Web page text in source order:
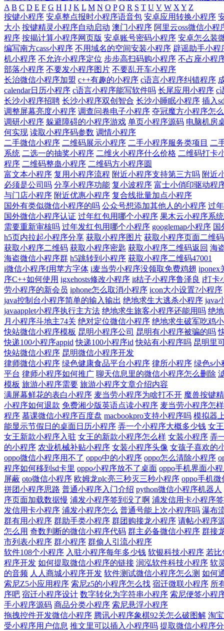
A B C D E F G H I J K L M N O P Q R S T U V W X Y Z
按键小程序 安卓整点报时小程序语音包 安卓应用转换小程序
大小 按键精灵小程序自动启动 澳门小程序 阿里云oss微信小程
程序 按揭计算小程序网页版 安卓账号密码小程序 安卓怎么装
编写南方cass小程序 不用域名的空间安装小程序 辟谣助手小程
机小程序 不允许小程序定位 步步高扫码购小程序 不占座小程
部落小程序 不要发小程序图片 不要乱开车小程序
长治微信小程序加盟 c++有趣的小程序 c语言小程序纠错程序
calendar日历小程序 c语言小程序能写软件吗 长尾应用小程序 c
长沙小程序招聘 长沙小程序双创智合 长沙小睡眠小程序 插入
调整屏幕亮度小程序 调查问卷电子小程序 夺冠魔方小程序怎
调研小程序 躲避障碍的小程序游戏 单页小程序源码 电脑机房
何实现 读取小程序码参数 调情小程序
二手微信小程序 二维码展示小程序 二手小程序服务类项目 二
系统 二选一的抽奖小程序 二维火小程序什么价格 二维码打卡
程序 二维码整蛊小程序 二维码方小程序圆
富文本小程序 复用小程序流程 附近小程序支持第三方吗 附近
必须是公司吗 分享小程序功能 复小波程序 富士小俏印驱动程
与门店小程序 附近优惠小程序 复合线批量加点小程序
国外有类似微信小程序的吗 公众号想添加其他人的小程序 过
国外微信小程序认证 过年红包用哪个小程序 果木云小程序系
需要重新审核吗 过年发红包用哪个小程序 googlemap小程序 国
h5页内拉起小程序分享 获取小程序图片 获取小程序页面二维码
获取小程序二维码 获取小程序密匙 获取小程序二维码返回 海
海盗微信小程序群 h5跳转到小程序 获取小程序二维码47001
i微信小程序f用苹方字体 i麦当劳小程序没领取免费鸡翅 iponex
序C++如何使用 igxehosts修改小程序 it桔子小程序鲁泽良 i打卡
劳小程序的新会员 iphone怎么取消小程序 icon大小设置?小程序
java控制台小程序简单的输入输出 绝地求生大逃杀小程序 java
javaapplet小程序执行主方法 绝地求生旅客小程序还能用吗 绝
月小程序斗地主74关 绝对定位微信小程序 绝地求生破军吃鸡
快站微信小程序模板 昆明小程序公司 昆明有小程序被骗的吗
快递100小程序appid 快递100小程序id 快站有小程序吗 昆明里
快站微信小程序 昆明微信小程序开发
律师微信小程序 绿色健康食品平台小程序 律所小程序 绿色s小
平台 律师小程序如何推广 聊天信息里的微信小程序怎么删除
模板 旅游小程序需要 旅游小程序文章介绍内容
满屏幕鲜花的表白小程序 麦当劳小程序为啥打不开 魔兽按键
小程序如何退款 免费湘少版英语点读小程序 麦当劳小程序怎
程序 慕课微信小程序百度盘 macbookpro支持小程序吗 模拟器
能显示节假日的桌面日历小程序 弄一个小程序大概多少钱 女
女王新款小程序入驻 女王的新款小程序怎么样 女装小程序 弄
的小程序 农业机械补贴小程序 女装小程序头像 女孩子喜欢的
oppo微信小程序用不了 oppo中的小程序 oppo怎么清除小程序
程序如何移到sd卡里 oppo小程序放不了桌面 oppo手机界面小
屏蔽 oto微信小程序 欧姆龙plc亮三秒灭三秒小程序 oppo手机
拼团小程序思路 普通小程序入门介绍 python微信小程序机器人
序页面加载数据慢 浦发小程序签到没了啊 浦发信用卡小程序
发信用卡小程序 浦发小程序怎么 普通号能上次小程序吗 瀑布
群有用小程序 群助手类小程序 群团购接龙小程序 请帖小程序
怎么用 奇数判断的微信小程序代码 群主必备微信小程序 群接
市列表小程序 群小程序 群偷人引流小程序
软件108个小程序 入驻小程序每年多少钱 软银科技小程序 若比
程序开发 如何提取微信小程序的链接 润泓软件科技小程序 软
的音频 人人商城小程序开发 软件测试微信小程序怎么测 如何
索尼Z5小应用程序 索尼z5的小程序怎么找 宿迁微联小程序 所
序吧 宿迁小程序设计 数字转化为字符串小程序 索尼便签小程
手小程序源码 商品分类小程序 索尼悬浮小程序
拖拽控件开发微信小程序 腾讯小程序象棋92关怎么破图解 淘
受小程序用户信息 推文里可以插入小程序吗 提取微信小程序